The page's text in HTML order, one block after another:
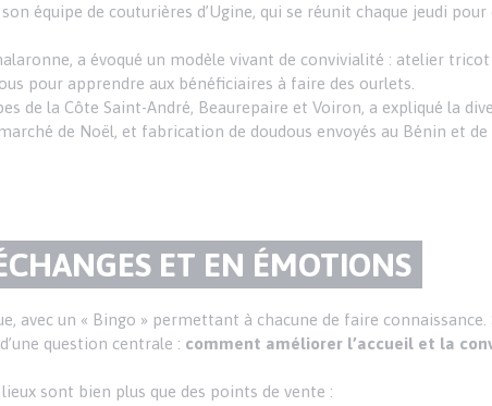
équipe de couturières d’Ugine, qui se réunit chaque jeudi
a évoqué un modèle vivant de convivialité : atelier
pour apprendre aux bénéficiaires à faire des ourlets.
de la Côte Saint-André, Beaurepaire et Voiron, a expliqué la
de Noël, et fabrication de doudous envoyés au Bénin et
ET EN ÉMOTIONS
avec un « Bingo » permettant à chacune de faire connaissance.
question centrale : comment améliorer l’accueil et la
sont bien plus que des points de vente :